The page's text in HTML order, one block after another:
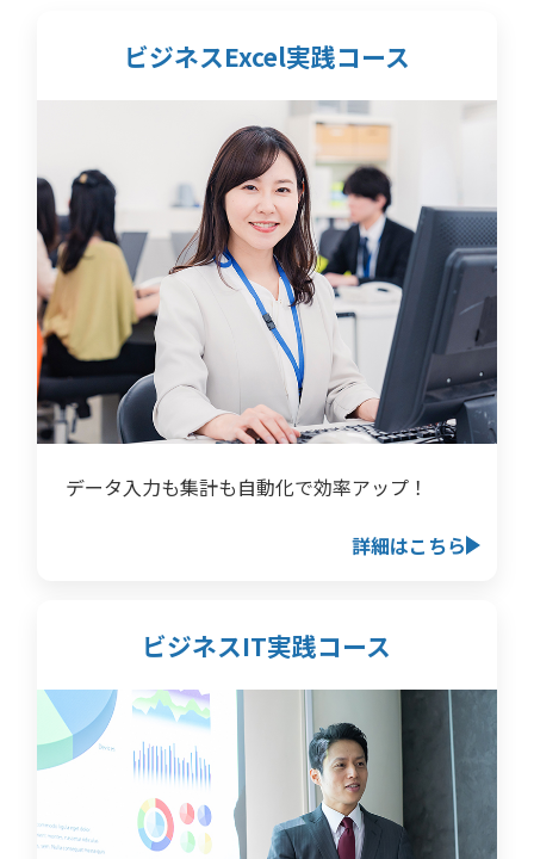
ビジネスExcel実践コース
データ入力も集計も自動化で効率アップ！
詳細はこちら
ビジネスIT実践コース